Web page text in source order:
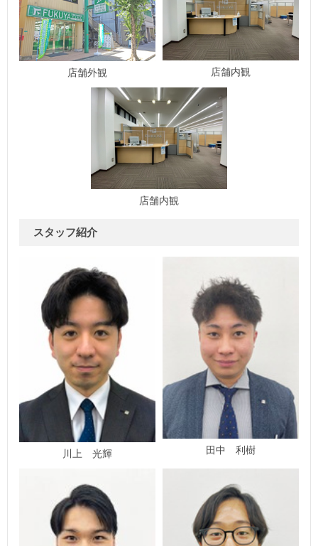
店舗外観 店舗内観
店舗内観
スタッフ紹介
川上 光輝 田中 利樹